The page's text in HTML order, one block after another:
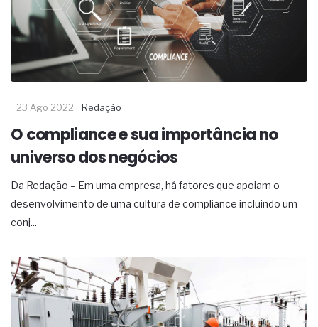
23 Ago 2022 Redação
O compliance e sua importância no
universo dos negócios
Da Redação – Em uma empresa, há fatores que apoiam o
desenvolvimento de uma cultura de compliance incluindo um
conj...